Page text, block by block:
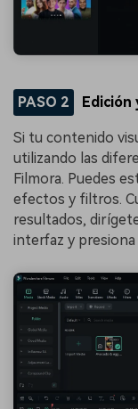
PASO 2
Si tu contenido
utilizando las
Filmora. Puedes
efectos y filtros.
resultados,
interfaz y